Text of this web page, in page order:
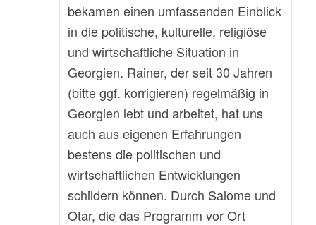
bekamen einen umfassenden Einblick
in die politische, kulturelle, religiöse
und wirtschaftliche Situation in
Georgien. Rainer, der seit 30 Jahren
(bitte ggf. korrigieren) regelmäßig in
Georgien lebt und arbeitet, hat uns
auch aus eigenen Erfahrungen
bestens die politischen und
wirtschaftlichen Entwicklungen
schildern können. Durch Salome und
Otar, die das Programm vor Ort